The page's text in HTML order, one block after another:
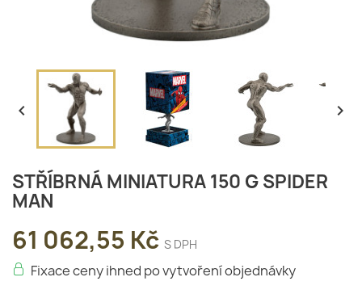
 
STŘÍBRNÁ MINIATURA 150 G SPIDER
MAN
61 062,55 Kč S DPH
Fixace ceny ihned po vytvoření objednávky